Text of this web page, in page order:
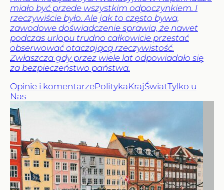
miało być przede wszystkim odpoczynkiem. I
rzeczywiście było. Ale jak to często bywa,
zawodowe doświadczenie sprawia, że nawet
podczas urlopu trudno całkowicie przestać
obserwować otaczającą rzeczywistość.
Zwłaszcza gdy przez wiele lat odpowiadało się
za bezpieczeństwo państwa.
Opinie i komentarzePolitykaKrajŚwiatTylko u
Nas